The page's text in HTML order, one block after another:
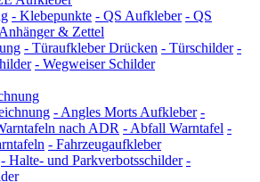
- Klebepunkte - QS Aufkleber - QS
& Zettel
- Türaufkleber Drücken - Türschilder -
- Wegweiser Schilder
- Angles Morts Aufkleber -
nach ADR - Abfall Warntafel -
- Fahrzeugaufkleber
- Halte- und Parkverbotsschilder -